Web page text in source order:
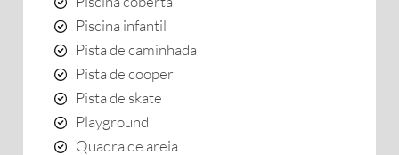
Piscina infantil
Pista de caminhada
Pista de cooper
Pista de skate
Playground
Quadra de areia